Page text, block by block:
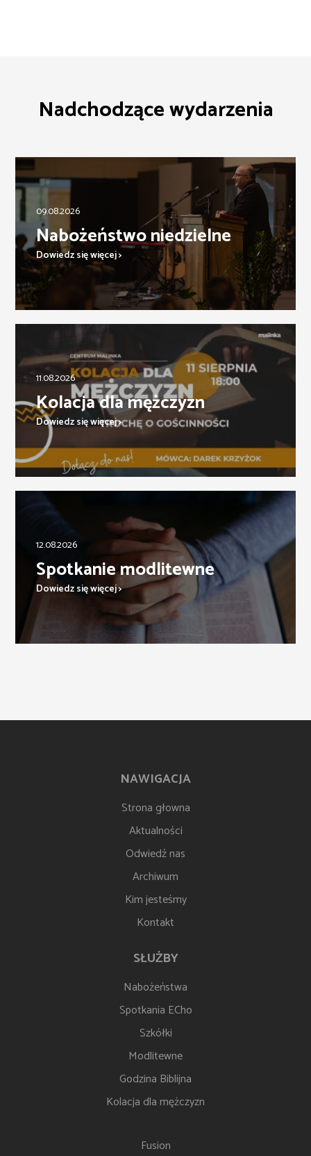
Nadchodzące wydarzenia
09.08.2026
Nabożeństwo niedzielne
Dowiedz się więcej >
11.08.2026
Kolacja dla mężczyzn
Dowiedz się więcej >
12.08.2026
Spotkanie modlitewne
Dowiedz się więcej >
NAWIGACJA
Strona głowna
Aktualności
Odwiedź nas
Archiwum
Kim jesteśmy
Kontakt
SŁUŻBY
Nabożeństwa
Spotkania ECho
Szkółki
Modlitewne
Godzina Biblijna
Kolacja dla mężczyzn
Fusion